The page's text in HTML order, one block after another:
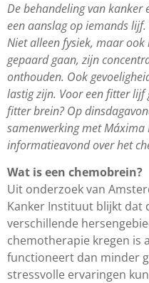
De behandeling van kanker
een aanslag op iemands
Niet alleen fysiek, maar
gepaard gaan, zijn
onthouden. Ook
lastig zijn. Voor een fitter lijf
fitter brein? Op
samenwerking met Máxima
informatieavond over het
Wat is een chemobrein?
Uit onderzoek van
Kanker Instituut blijkt dat
verschillende
chemotherapie kregen is
functioneert dan minder
stressvolle ervaringen